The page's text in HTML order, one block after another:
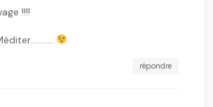
!!!!
répondre